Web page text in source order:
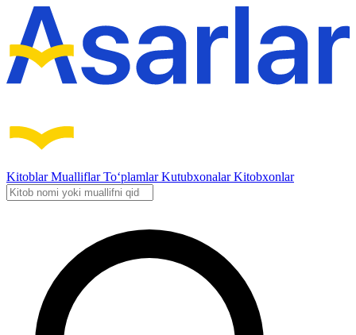
KitoblarMualliflarTo‘plamlarKutubxonalarKitobxonlar